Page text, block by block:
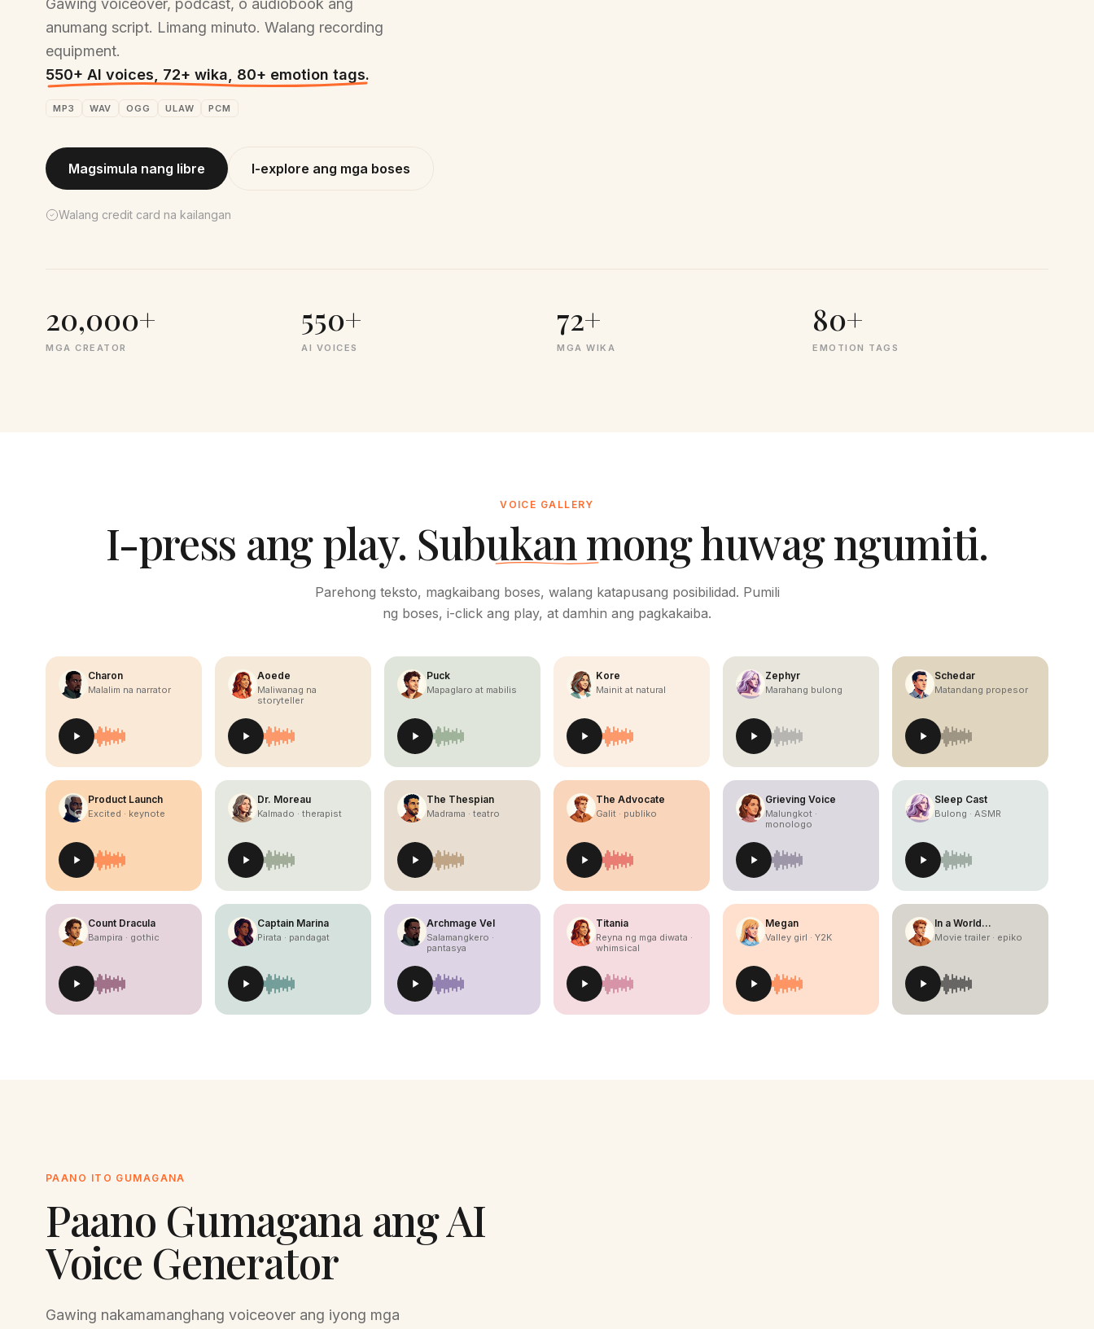
Gawing voiceover, podcast, o audiobook ang
anumang script. Limang minuto. Walang recording
equipment.
550+ AI voices, 72+ wika, 80+ emotion tags.
MP3 WAV OGG ULAW PCM
Magsimula nang libre I-explore ang mga boses
Walang credit card na kailangan
20,000+
MGA CREATOR
550+
AI VOICES
72+
MGA WIKA
80+
EMOTION TAGS
VOICE GALLERY
I-press ang play. Subukan mong huwag ngumiti.
Parehong teksto, magkaibang boses, walang katapusang posibilidad. Pumili
ng boses, i-click ang play, at damhin ang pagkakaiba.
Charon
Malalim na narrator
Aoede
Maliwanag na
storyteller
Puck
Mapaglaro at mabilis
Kore
Mainit at natural
Zephyr
Marahang bulong
Schedar
Matandang propesor
Product Launch
Excited · keynote
Dr. Moreau
Kalmado · therapist
The Thespian
Madrama · teatro
The Advocate
Galit · publiko
Grieving Voice
Malungkot ·
monologo
Sleep Cast
Bulong · ASMR
Count Dracula
Bampira · gothic
Captain Marina
Pirata · pandagat
Archmage Vel
Salamangkero ·
pantasya
Titania
Reyna ng mga diwata ·
whimsical
Megan
Valley girl · Y2K
In a World…
Movie trailer · epiko
PAANO ITO GUMAGANA
Paano Gumagana ang AI
Voice Generator
Gawing nakamamanghang voiceover ang iyong mga